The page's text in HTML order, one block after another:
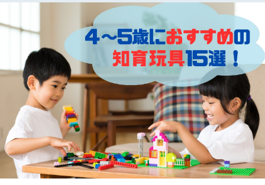
年長
小学1年生
小学2年生
小学3年生
小学4年生
小学5年生
小学6年生
こそだてニュース
イベント
ニュース
そだち＆まなび
ワーク・ドリル
幼稚園・保育園
小学校
科学・プログラミング
教育・学習
こそだて生活
住まい
ファッション・美容
行事・イベント
トラブル
こそだてマンガ